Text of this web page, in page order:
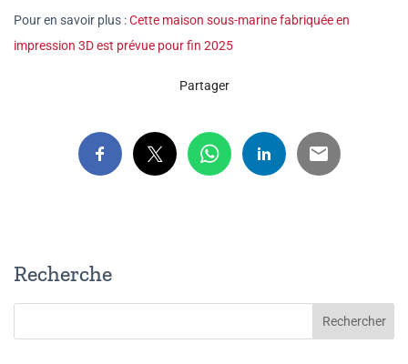
Pour en savoir plus :Cette maison sous-marine fabriquée en
impression 3D est prévue pour fin 2025
Partager
Recherche